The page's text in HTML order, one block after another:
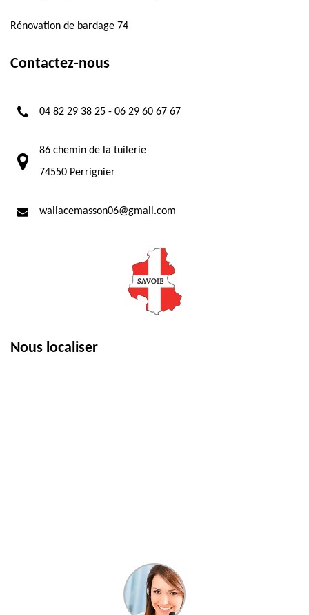
Rénovation de bardage 74
Contactez-nous
04 82 29 38 25 - 06 29 60 67 67
86 chemin de la tuilerie
74550 Perrignier
wallacemasson06@gmail.com
Nous localiser